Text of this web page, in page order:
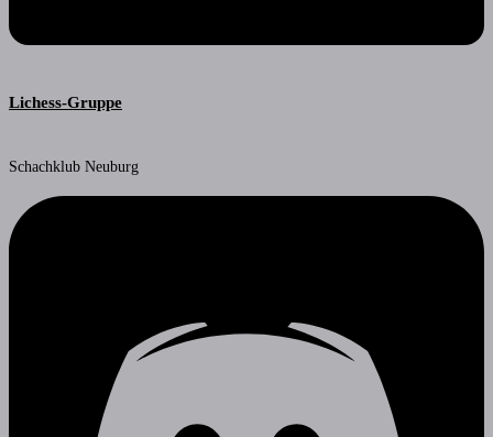
Lichess-Gruppe
Schachklub Neuburg